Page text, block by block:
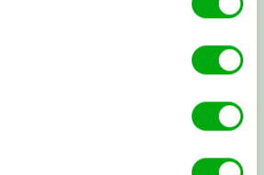
aftalt, og du modtager alle dine